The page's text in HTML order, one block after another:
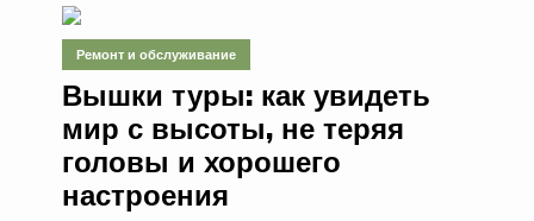
Ремонт и обслуживание
Вышки туры: как увидеть
мир с высоты, не теряя
головы и хорошего
настроения